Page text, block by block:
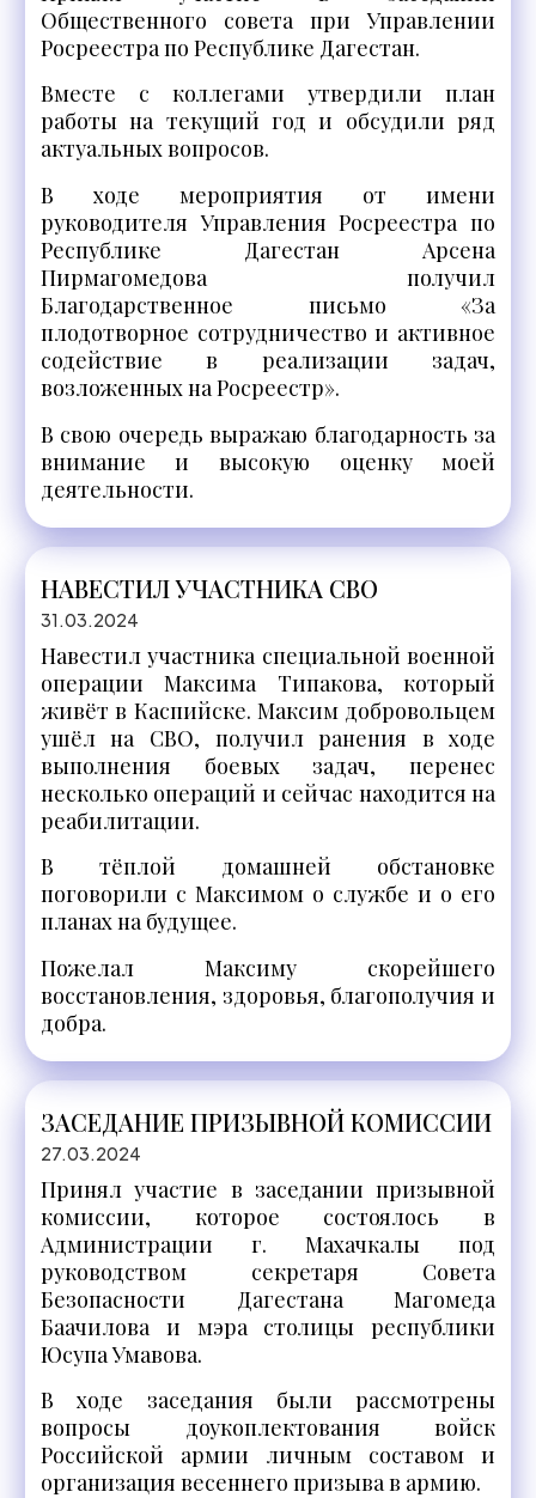
Общественного совета при Управлении
Росреестра по Республике Дагестан.
Вместе с коллегами утвердили план
работы на текущий год и обсудили ряд
актуальных вопросов.
В ходе мероприятия от имени
руководителя Управления Росреестра по
Республике Дагестан Арсена
Пирмагомедова получил
Благодарственное письмо «За
плодотворное сотрудничество и активное
содействие в реализации задач,
возложенных на Росреестр».
В свою очередь выражаю благодарность за
внимание и высокую оценку моей
деятельности.
НАВЕСТИЛ УЧАСТНИКА СВО
31.03.2024
Навестил участника специальной военной
операции Максима Типакова, который
живёт в Каспийске. Максим добровольцем
ушёл на СВО, получил ранения в ходе
выполнения боевых задач, перенес
несколько операций и сейчас находится на
реабилитации.
В тёплой домашней обстановке
поговорили с Максимом о службе и о его
планах на будущее.
Пожелал Максиму скорейшего
восстановления, здоровья, благополучия и
добра.
ЗАСЕДАНИЕ ПРИЗЫВНОЙ КОМИССИИ
27.03.2024
Принял участие в заседании призывной
комиссии, которое состоялось в
Администрации г. Махачкалы под
руководством секретаря Совета
Безопасности Дагестана Магомеда
Баачилова и мэра столицы республики
Юсупа Умавова.
В ходе заседания были рассмотрены
вопросы доукоплектования войск
Российской армии личным составом и
организация весеннего призыва в армию.